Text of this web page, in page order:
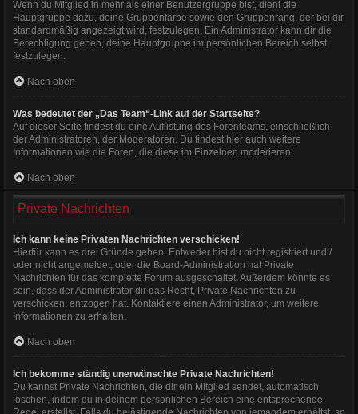
Wenn du Mitglied in mehr als einer Benutzergruppe bist, dient die
Hauptgruppe dazu, deine Gruppenfarbe sowie den Gruppenrang, der bei dir
standardmäßig angezeigt wird, festzulegen. Ein Administrator kann dir die
Berechtigung geben, deine Hauptgruppe im persönlichen Bereich selbst
festzulegen.
Nach oben
Was bedeutet der „Das Team“-Link auf der Startseite?
Auf dieser Seite findest du eine Auflistung des Forenteams, einschließlich
der Administratoren, der Moderatoren. Du findest hier auch weitere
Informationen wie die Foren, die diese im Einzelnen moderieren.
Nach oben
Private Nachrichten
Ich kann keine Privaten Nachrichten verschicken!
Hierfür kann es drei Gründe geben: Entweder bist du nicht registriert und /
oder nicht angemeldet, oder die Board-Administration hat Private
Nachrichten für das komplette Forum ausgeschaltet. Außerdem könnte es
sein, dass der Administrator dir das Recht, Private Nachrichten zu
verschicken, entzogen hat. Kontaktiere einen Administrator, um weitere
Informationen zu erhalten.
Nach oben
Ich bekomme ständig unerwünschte Private Nachrichten!
Du kannst Private Nachrichten, die dir ein Mitglied sendet, automatisch
löschen, indem du in deinem persönlichen Bereich eine entsprechende